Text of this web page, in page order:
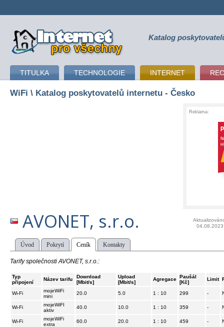
připojení k internetu Katalog
TITULKA TECHNOLOGIE INTERNET
WiFi \ Katalog poskytovatelů internetu - Česko
Reklama:
AVONET, s.r.o.
04.08.2023
Úvod Pokrytí Ceník Kontakty
Tarify společnosti AVONET, s.r.o.:
Typ
připojení
Název tarifu
Download
[Mbit/s]
Upload
[Mbit/s]
Agregace Paušál
[Kč]
Limit
Wi-Fi
mojeWiFi
mini
20.0 5.0 1 : 10 299 -
Wi-Fi
mojeWiFI
aktiv
40.0 10.0 1 : 10 359 -
Wi-Fi
mojeWiFi
extra
60.0 20.0 1 : 10 459 -